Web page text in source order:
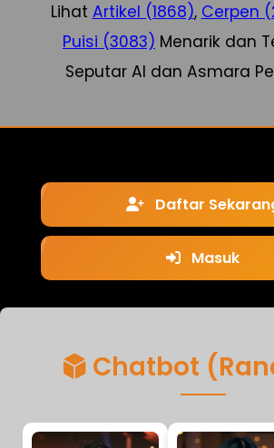
Lihat Artikel (1868), Cerpen
Puisi (3083) Menarik dan
Seputar AI dan Asmara
Daftar
Masuk
Chatbot